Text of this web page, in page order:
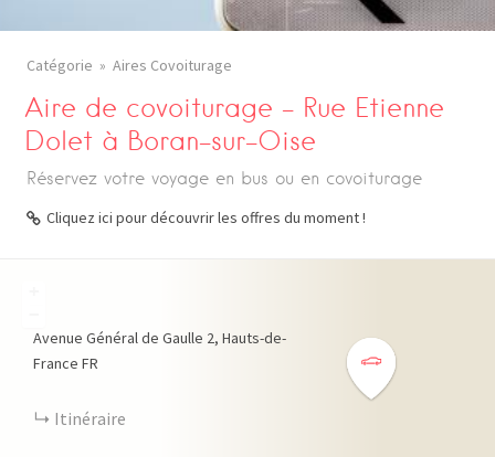
Catégorie Aires Covoiturage
Aire de covoiturage – Rue Etienne
Dolet à Boran-sur-Oise
Réservez votre voyage en bus ou en covoiturage
Cliquez ici pour découvrir les offres du moment !
Avenue Général de Gaulle 2 Hauts-de-
France FR
Itinéraire